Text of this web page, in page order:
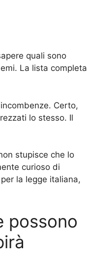
quali sono
La lista completa
Certo,
lo stesso. Il
stupisce che lo
curioso di
la legge italiana,
possono